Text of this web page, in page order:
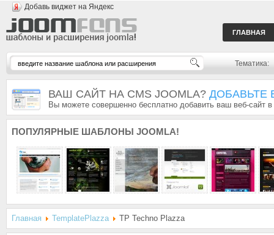
Добавь виджет на Яндекс
ГЛАВНАЯ
Тематика:
ВАШ САЙТ НА CMS JOOMLA? ДОБАВЬТЕ
Вы можете совершенно бесплатно добавить ваш веб-сайт
ПОПУЛЯРНЫЕ ШАБЛОНЫ JOOMLA!
Главная TemplatePlazza TP Techno Plazza